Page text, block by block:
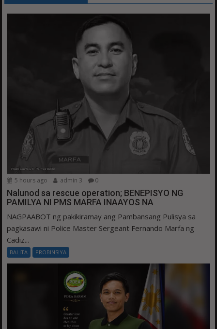
5 hours ago admin 3 0
Nalunod sa rescue operation; BENEPISYO NG
PAMILYA NI PMS MARFA INAAYOS NA
NAGPAABOT ng pakikiramay ang Pambansang Pulisya sa
pagkasawi ni Police Master Sergeant Fernando Marfa ng
Cadiz...
BALITA PROBINSIYA